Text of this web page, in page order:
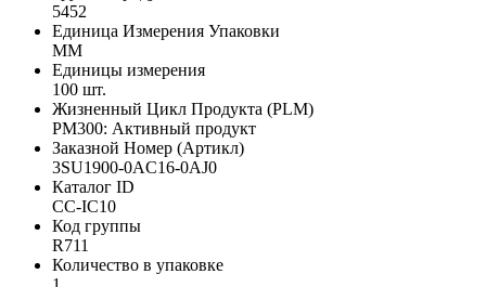
5452
Единица Измерения Упаковки
MM
Единицы измерения
100 шт.
Жизненный Цикл Продукта (PLM)
PM300: Активный продукт
Заказной Номер (Артикл)
3SU1900-0AC16-0AJ0
Каталог ID
CC-IC10
Код группы
R711
Количество в упаковке